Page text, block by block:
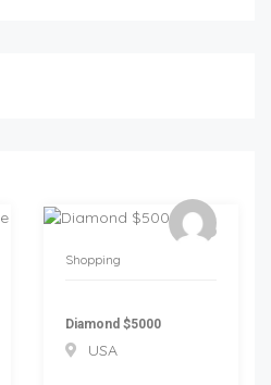
Shopping
Diamond $5000
USA